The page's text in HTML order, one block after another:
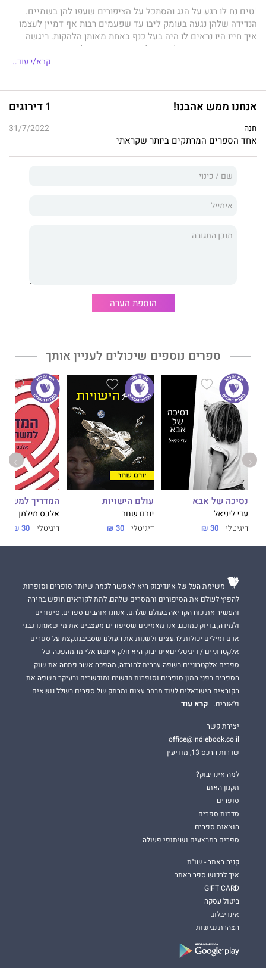
"טים נח לו רגע על הגג והסתכל על הציפורים שעפו להן בשמיים.
הנדידה שלהן נגעה בעומק ליבו עד שפעמים רבות אף דמיין לעצמו
איך חייו היו נראים לו היה בעל כנף באחת מאותן הלהקות. ריגשה
אותו המחשבה איך אולי עם כל מעוף היה מגיע למקום חדש, ממש
לאחר תקרית גורלית בביתה של מכשפה מסוכנת, טים, נער כפרי מעט
עתיקה. בעומק המערה טמונה גלימת קוסמים אשר יכולה לשנות את
חייו של טים מן הקצה אל הקצה. אל המסע מצטרפים שני נוודים,
שוליית קוסם, קשת, נסיך ונוסע מסתורי שמאיים לשנות את הכול.
ומסדר אכזרי הדולק אחריהם ומנסה להגיע לפניהם אל היעד. כל
"גלימת הקוסמים של אנורה" הוא ספר פנטזיה מותח, סוחף ובעיקר
אמיר בן אהרן, בן הארץ, יליד 1987. יוצר ומפיק סרטונים לדיגיטל
וכותב סיפורים מאז שיודע איך להחזיק בעט. "גלימת הקוסמים של
קרא/י עוד..
אנחנו ממש אהבנו! 1 דירוגים
חנה 31/7/2022
אחד הספרים המרתקים ביותר שקראתי
הוספת הערה
ספרים נוספים שיכולים לעניין אותך
נסיכה של אבא
עדי ליניאל
דיגיטלי 30 ₪
עולם הישויות
יורם שחר
דיגיטלי 30 ₪
המדריך
אלכס מילמן
דיגיטלי 30 ₪
משימת העל של אינדיבוק היא לאפשר לכמה שיותר סופרים וסופרות
להפיץ לעולם את הסיפורים והמסרים שלהם, לתת לקוראים חופש בחירה
והעשיר את כוח הקריאה בעולם שלהם. אנחנו אוהבים ספרים, סיפורים
ולמידה, בדיוק כמוכם, אנו מאמינים שסיפורים מעצבים את מי שאנחנו כבני
אדם ומילים יכולות להעצים ולשנות את העולם שסביבנו.קצת על ספרים
אלקטרוניים / דיגיטלייםאינדיבוק היא חלק אינטגראלי מהמהפכה של
ספרים אלקטרוניים בשפה עברית להורדה, מהפכה אשר פתחה את שוק
הספרים בפני המון סופרים וסופרות חדשים ומוכשרים ובעיקר חשפה את
הקוראים הישראלים לעוד מבחר עצום ומרתק של ספרים בשלל נושאים
וז'אנרים.
קרא עוד
יצירת קשר
office@indiebook.co.il
שדרות הרכס 13, מודיעין
למה אינדיבוק?
תקנון האתר
סופרים
סדרות ספרים
הוצאות ספרים
ספרים במבצעים ושיתופי פעולה
קניה באתר - שו"ת
איך לרכוש ספר באתר
GIFT CARD
ביטול עסקה
אינדיבלוג
הצהרת נגישות